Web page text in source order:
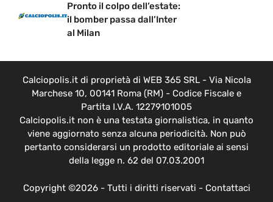
Pronto il colpo dell’estate:
il bomber passa dall’Inter
al Milan
Calciopolis.it di proprietà di WEB 365 SRL - Via Nicola
Marchese 10, 00141 Roma (RM) - Codice Fiscale e
Partita I.V.A. 12279101005
Calciopolis.it non è una testata giornalistica, in quanto
viene aggiornato senza alcuna periodicità. Non può
pertanto considerarsi un prodotto editoriale ai sensi
della legge n. 62 del 07.03.2001
Copyright ©2026 - Tutti i diritti riservati - Contattaci